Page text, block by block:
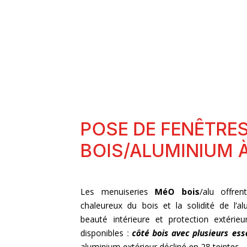
POSE DE
BOIS/ALUMINIUM
Les menuiseries MéO bois/alu
chaleureux du bois et la solidité de
beauté intérieure et protection
disponibles : côté bois avec plusieurs